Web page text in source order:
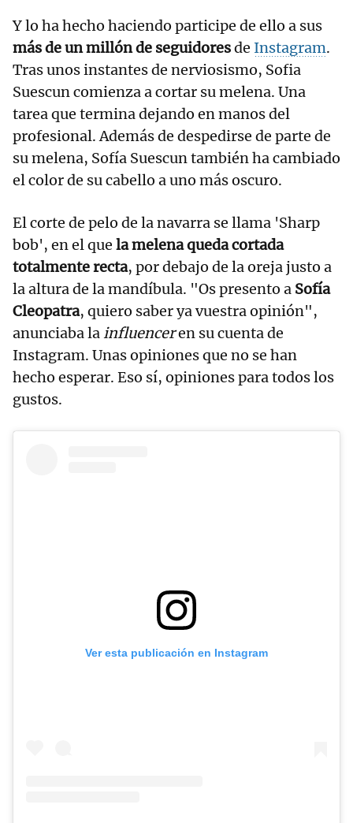
Y lo ha hecho haciendo participe de ello a sus
más de un millón de seguidoresde Instagram.
Tras unos instantes de nerviosismo, Sofia
Suescun comienza a cortar su melena. Una
tarea que termina dejando en manos del
profesional. Además de despedirse de parte de
su melena, Sofía Suescun también ha cambiado
el color de su cabello a uno más oscuro.
El corte de pelo de la navarra se llama 'Sharp
bob', en el que la melena queda cortada
totalmente recta, por debajo de la oreja justo a
la altura de la mandíbula. "Os presento a Sofía
Cleopatra, quiero saber ya vuestra opinión",
anunciaba lainfluenceren su cuenta de
Instagram. Unas opiniones que no se han
hecho esperar. Eso sí, opiniones para todos los
gustos.
Ver esta publicación en Instagram